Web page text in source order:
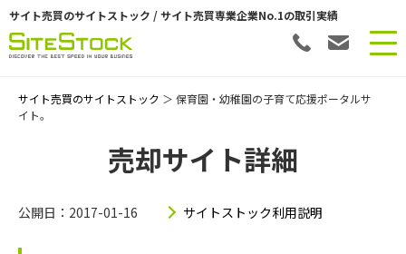
サイト売買のサイトストック / サイト売買専業企業No.1の取引実績
サイト売買のサイトストック ＞ 保育園・幼稚園の子育て応援ポータルサ
イト。
売却サイト詳細
公開日：2017-01-16 サイトストック利用説明